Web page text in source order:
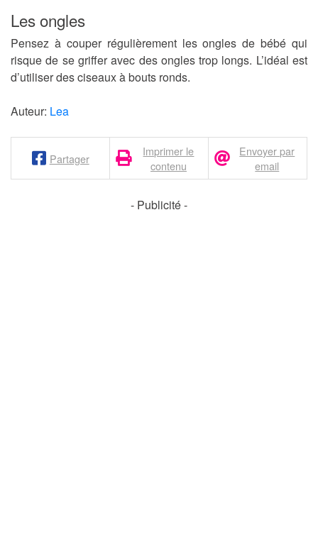
Les ongles
Pensez à couper régulièrement les ongles de bébé qui
risque de se griffer avec des ongles trop longs. L’idéal est
d’utiliser des ciseaux à bouts ronds.
Auteur: Lea
Partager
Imprimer le
contenu
Envoyer par
email
- Publicité -